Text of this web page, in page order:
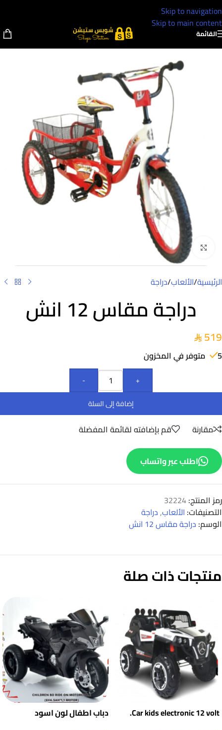
Skip to navigation
Skip to main content
القائمة
Click to enlarge
الرئيسية/الألعاب/دراجة
دراجة مقاس 12 انش
519
5 متوفر في المخزون
-
+
إضافة إلى السلة
مقارنة قم بإضافته لقائمة المفضلة
اطلب عبر واتساب
رمز المنتج:32224
التصنيفات: الألعاب,دراجة
الوسم: دراجة مقاس 12 انش
منتجات ذات صلة
Car kids electronic 12 volt.
دباب اطفال لون اسود